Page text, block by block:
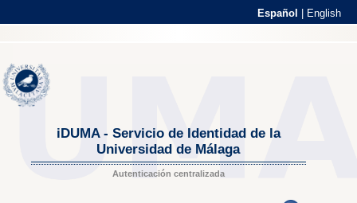
Español English
iDUMA - Servicio de Identidad de la
Universidad de Málaga
Autenticación centralizada